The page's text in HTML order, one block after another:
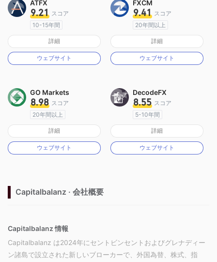
ATFX
9.21 スコア
10-15年間
オーストラリア規制
マーケットメイキングライセンス（MM）
MT4フルライセンス
詳細
ウェブサイト
FXCM
9.41 スコア
20年間以上
オーストラリア規制
マーケットメイキングライセンス（MM）
MT4フルライセンス
詳細
ウェブサイト
GO Markets
8.98 スコア
20年間以上
オーストラリア規制
マーケットメイキングライセンス（MM）
cTrader
詳細
ウェブサイト
DecodeFX
8.55 スコア
5-10年間
オーストラリア規制
マーケットメイキングライセンス（MM）
MT4フルライセンス
詳細
ウェブサイト
Capitalbalanz · 会社概要
Capitalbalanz 情報
Capitalbalanz は2024年にセントビンセントおよびグレナディー
ン諸島で設立された新しいブローカーで、外国為替、株式、指